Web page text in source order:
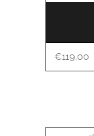
€119,00